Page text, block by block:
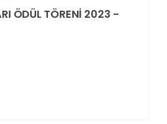
ÖDÜL TÖRENİ 2023 -